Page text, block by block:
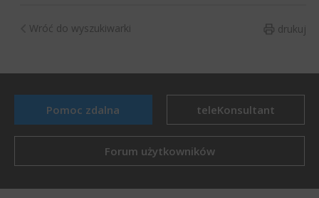
drukuj
Wróć do wyszukiwarki
Pomoc zdalna teleKonsultant
Forum użytkowników